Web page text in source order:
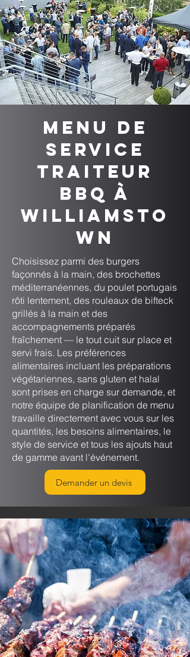
Menu de
service
traiteur
BBQ à
Williamsto
wn
Choisissez parmi des burgers
façonnés à la main, des brochettes
méditerranéennes, du poulet portugais
rôti lentement, des rouleaux de bifteck
grillés à la main et des
accompagnements préparés
fraîchement — le tout cuit sur place et
servi frais. Les préférences
alimentaires incluant les préparations
végétariennes, sans gluten et halal
sont prises en charge sur demande, et
notre équipe de planification de menu
travaille directement avec vous sur les
quantités, les besoins alimentaires, le
style de service et tous les ajouts haut
de gamme avant l'événement.
Demander un devis